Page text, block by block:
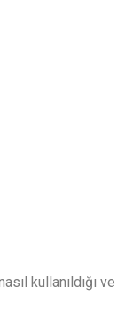
kullanıldığı ve